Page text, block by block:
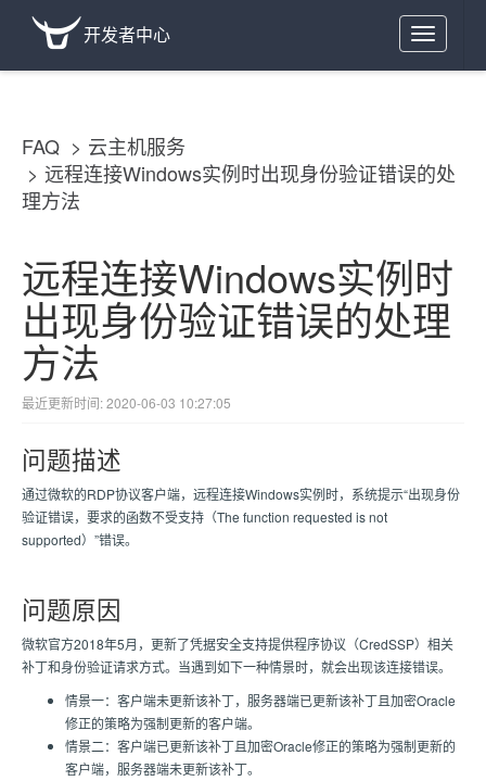
Toggle
navigation
开发者中心
FAQ
云主机服务
远程连接Windows实例时出现身份验证错误的处
理方法
远程连接Windows实例时
出现身份验证错误的处理
方法
最近更新时间: 2020-06-03 10:27:05
问题描述
通过微软的RDP协议客户端，远程连接Windows实例时，系统提示“出现身份
验证错误，要求的函数不受支持（The function requested is not
supported）”错误。
问题原因
微软官方2018年5月，更新了凭据安全支持提供程序协议（CredSSP）相关
补丁和身份验证请求方式。当遇到如下一种情景时，就会出现该连接错误。
情景一：客户端未更新该补丁，服务器端已更新该补丁且加密Oracle
修正的策略为强制更新的客户端。
情景二：客户端已更新该补丁且加密Oracle修正的策略为强制更新的
客户端，服务器端未更新该补丁。